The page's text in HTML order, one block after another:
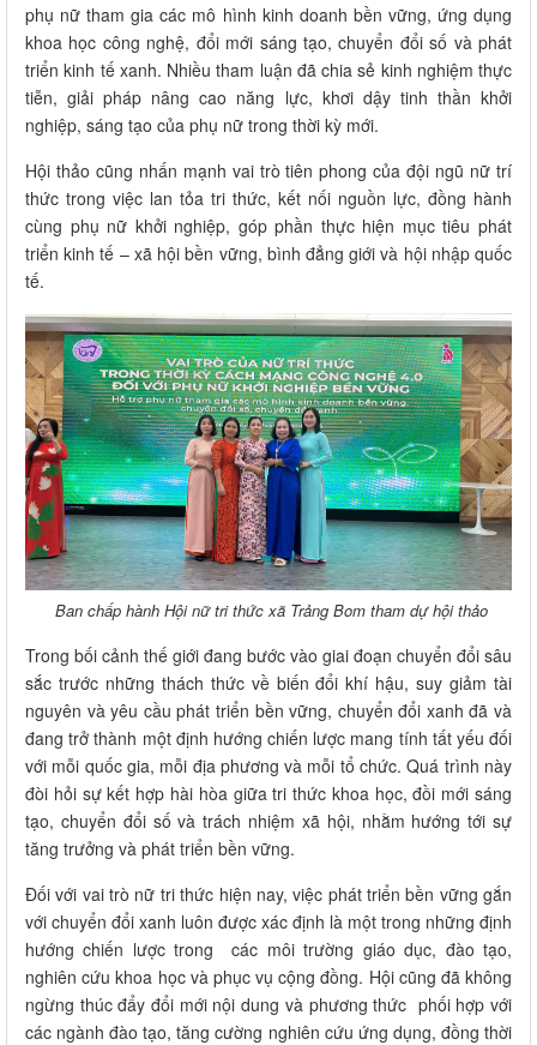
phụ nữ tham gia các mô hình kinh doanh bền vững, ứng dụng
khoa học công nghệ, đổi mới sáng tạo, chuyển đổi số và phát
triển kinh tế xanh. Nhiều tham luận đã chia sẻ kinh nghiệm thực
tiễn, giải pháp nâng cao năng lực, khơi dậy tinh thần khởi
nghiệp, sáng tạo của phụ nữ trong thời kỳ mới.
Hội thảo cũng nhấn mạnh vai trò tiên phong của đội ngũ nữ trí
thức trong việc lan tỏa tri thức, kết nối nguồn lực, đồng hành
cùng phụ nữ khởi nghiệp, góp phần thực hiện mục tiêu phát
triển kinh tế – xã hội bền vững, bình đẳng giới và hội nhập quốc
tế.
Ban chấp hành Hội nữ tri thức xã Trảng Bom tham dự hội thảo
Trong bối cảnh thế giới đang bước vào giai đoạn chuyển đổi sâu
sắc trước những thách thức về biến đổi khí hậu, suy giảm tài
nguyên và yêu cầu phát triển bền vững, chuyển đổi xanh đã và
đang trở thành một định hướng chiến lược mang tính tất yếu đối
với mỗi quốc gia, mỗi địa phương và mỗi tổ chức. Quá trình này
đòi hỏi sự kết hợp hài hòa giữa tri thức khoa học, đồi mới sáng
tạo, chuyển đổi số và trách nhiệm xã hội, nhằm hướng tới sự
tăng trưởng và phát triển bền vững.
Đối với vai trò nữ tri thức hiện nay, việc phát triển bền vững gắn
với chuyển đổi xanh luôn được xác định là một trong những định
hướng chiến lược trong các môi trường giáo dục, đào tạo,
nghiên cứu khoa học và phục vụ cộng đồng. Hội cũng đã không
ngừng thúc đẩy đổi mới nội dung và phương thức phối hợp với
các ngành đào tạo, tăng cường nghiên cứu ứng dụng, đồng thời